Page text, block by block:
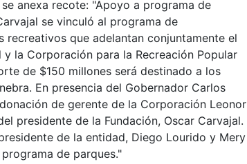
anexa recote: "Apoyo a programa de
se vinculó al programa de
recreativos que adelantan conjuntamente el
la Corporación para la Recreación Popular
de $150 millones será destinado a los
En presencia del Gobernador Carlos
de gerente de la Corporación Leonor
presidente de la Fundación, Oscar Carvajal.
de la entidad, Diego Lourido y Mery
de parques."